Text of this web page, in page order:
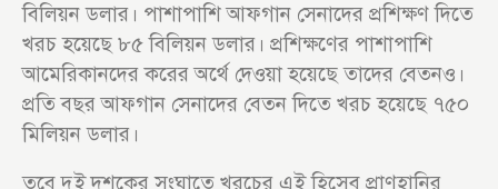
বিলিয়ন ডলার। পাশাপাশি আফগান সেনাদের প্রশিক্ষণ দিতে
খরচ হয়েছে ৮৫ বিলিয়ন ডলার। প্রশিক্ষণের পাশাপাশি
আমেরিকানদের করের অর্থে দেওয়া হয়েছে তাদের বেতনও।
প্রতি বছর আফগান সেনাদের বেতন দিতে খরচ হয়েছে ৭৫০
মিলিয়ন ডলার।
তবে দুই দশকের সংঘাতে খরচের এই হিসেব প্রাণহানির